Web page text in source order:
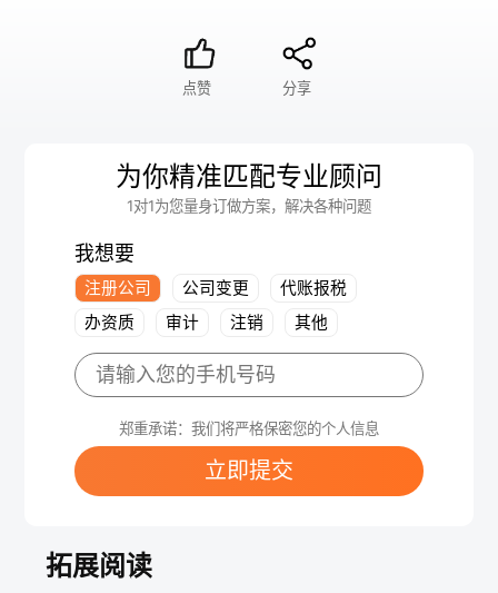
点赞 分享
为你精准匹配专业顾问
1对1为您量身订做方案，解决各种问题
我想要
注册公司 公司变更
代账报税
办资质
审计 注销 其他
郑重承诺：我们将严格保密您的个人信息
立即提交
拓展阅读